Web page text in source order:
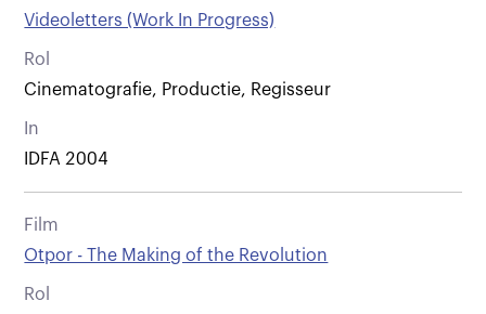
Videoletters (Work In Progress)
Rol
Cinematografie, Productie, Regisseur
In
IDFA 2004
Film
Otpor - The Making of the Revolution
Rol